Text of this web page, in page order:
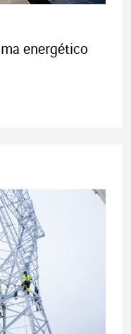
energético